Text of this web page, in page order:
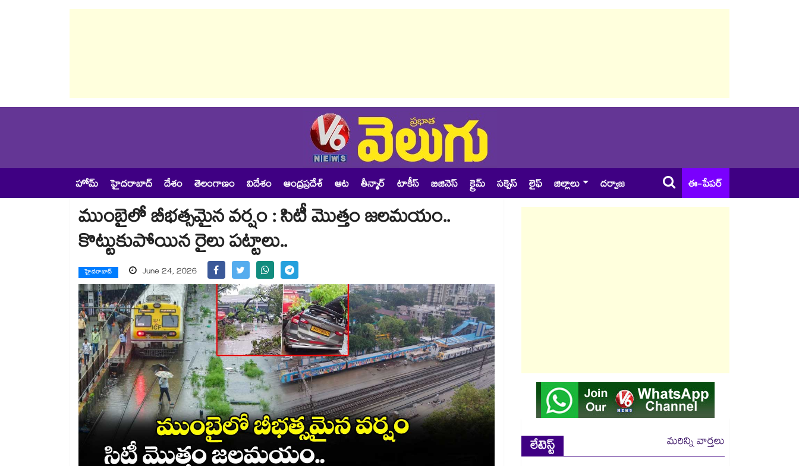
హోమ్ హైదరాబాద్ దేశం తెలంగాణం విదేశం ఆంధ్రప్రదేశ్ ఆట తీన్మార్ టాకీస్ బిజినెస్ క్రైమ్ సక్సెస్ లైఫ్ జిల్లాలు దర్వాజ ఈ-పేపర్
ముంబైలో బీభత్సమైన వర్షం : సిటీ మొత్తం జలమయం..
కొట్టుకుపోయిన రైలు పట్టాలు..
హైదరాబాద్ June 24, 2026
లేటెస్ట్
మరిన్ని వార్తలు